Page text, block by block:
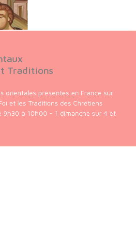
Traditions
orientales présentes en France sur
et les Traditions des Chrétiens
9h30 à 10h00 - 1 dimanche sur 4 et